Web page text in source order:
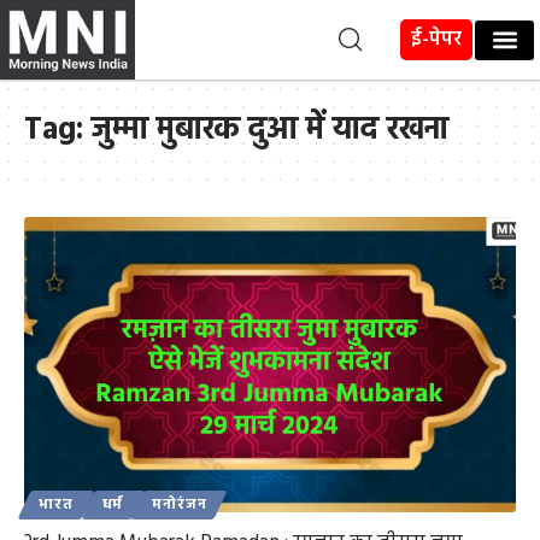
ई-पेपर
Tag:जुम्मा मुबारक दुआ में याद रखना
भारत धर्म मनोरंजन